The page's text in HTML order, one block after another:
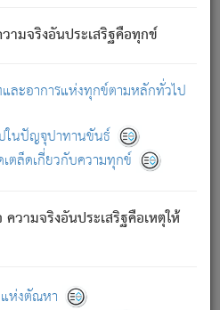
มจริงอันประเสริฐคือทุกข์
ละอาการแห่งทุกข์ตามหลักทั่วไป
ในปัญจุปาทานขันธ์
ตล็ดเกี่ยวกับความทุกข์
ามจริงอันประเสริฐคือเหตุให้
ห่งตัณหา
กล่าวว่า สมณะหรือพราหมณ์ทั้ง
.
อุปธิทั้งปวง.
านทั้งปวง ความเกิดขึ้นแห่ง
า) สัตว์ทั้งหลายอันอวิชาหนา
ยินดีในภพอันเป็นแล้วนั้น ย่อม
[3]เพื่อความมีแห่งประโยชน์โดย
งหมดนั้น ไม่เที่ยง เป็นทุกข์ มี
ได้ และไม่เพลิดเพลินวิภวตัณหา